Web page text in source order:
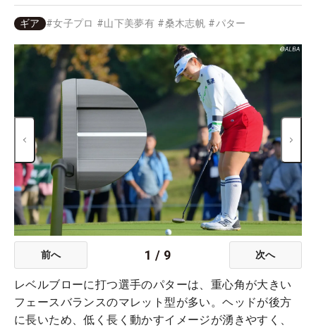
ギア #女子プロ #山下美夢有 #桑木志帆 #パター
前へ 1 / 9 次へ
レベルブローに打つ選手のパターは、重心角が大きい
フェースバランスのマレット型が多い。ヘッドが後方
に長いため、低く長く動かすイメージが湧きやすく、